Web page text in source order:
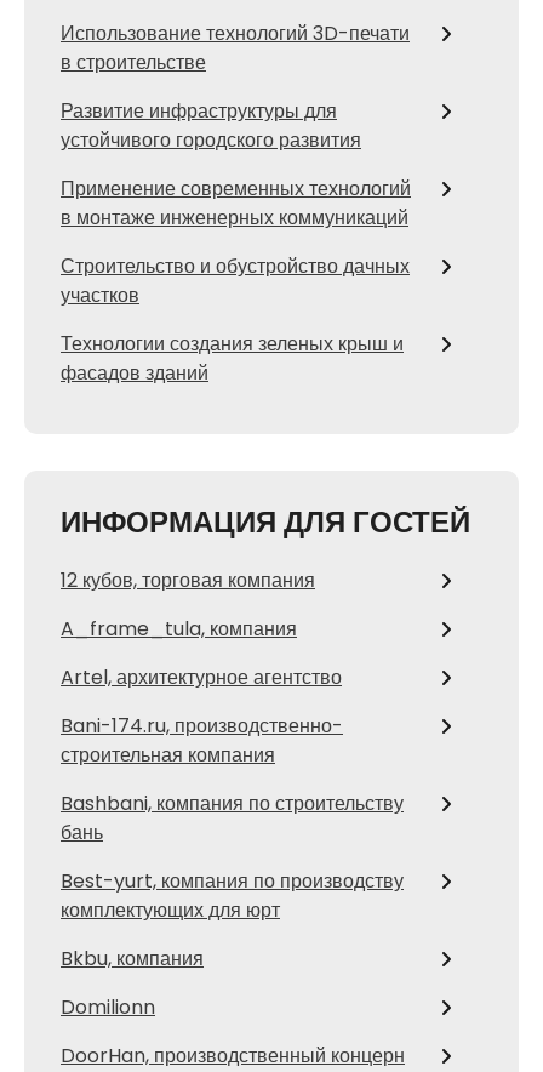
Использование технологий 3D-печати
в строительстве
Развитие инфраструктуры для
устойчивого городского развития
Применение современных технологий
в монтаже инженерных коммуникаций
Строительство и обустройство дачных
участков
Технологии создания зеленых крыш и
фасадов зданий
ИНФОРМАЦИЯ ДЛЯ ГОСТЕЙ
12 кубов, торговая компания
A_frame_tula, компания
Artel, архитектурное агентство
Bani-174.ru, производственно-
строительная компания
Bashbani, компания по строительству
бань
Best-yurt, компания по производству
комплектующих для юрт
Bkbu, компания
Domilionn
DoorHan, производственный концерн